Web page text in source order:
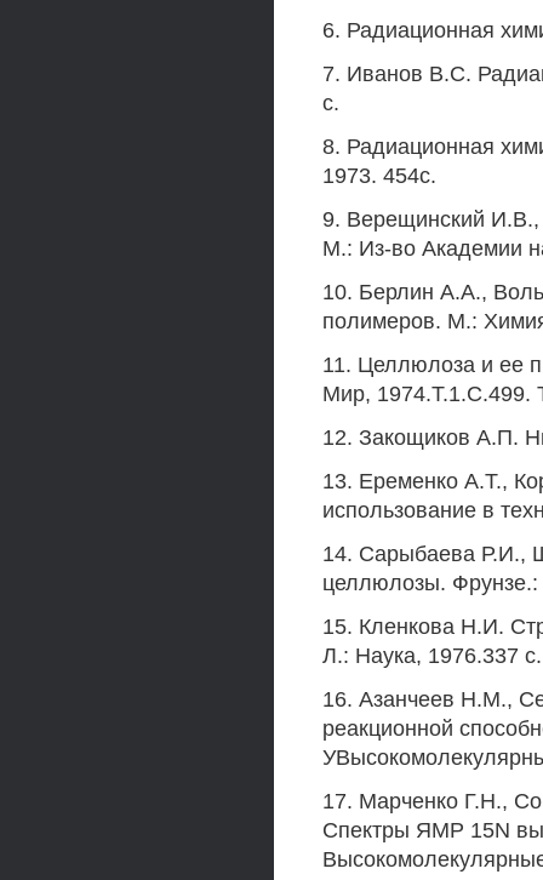
6. Радиационная
7. Иванов B.C.
с.
8. Радиационная
1973. 454с.
9. Верещинский
М.: Из-во Академии
10. Берлин A.A.,
полимеров. М.:
11. Целлюлоза и ее
Мир, 1974.Т.1.С.499.
12. Закощиков А.П.
13. Еременко А.Т.,
использование в
14. Сарыбаева Р.И.,
целлюлозы.
15. Кленкова Н.И.
Л.: Наука, 1976.337 с.
16. Азанчеев Н.М.,
реакционной
17. Марченко Г.Н.,
Спектры ЯМР 15N